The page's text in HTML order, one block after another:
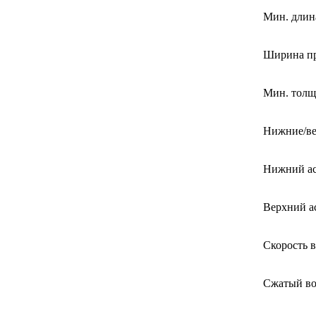
Мин.
Ширина
Мин.
Нижние/
Нижний
Верхний
Скорость
Сжатый